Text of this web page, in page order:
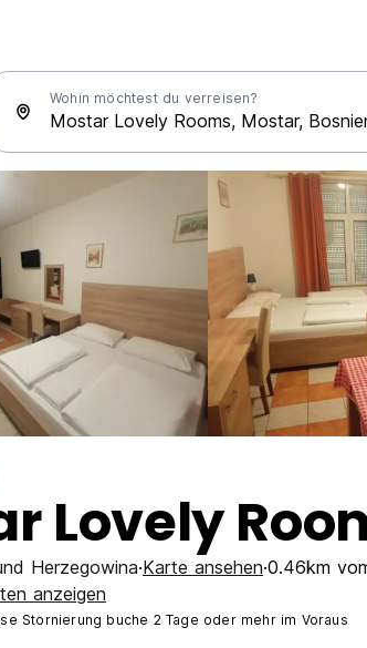
Wohin möchtest du verreisen?
Lovely
Herzegowina Karte ansehen 0.46km
anzeigen
Stornierung buche 2 Tage oder mehr im Voraus